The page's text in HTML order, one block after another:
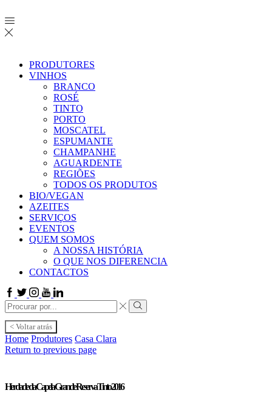
PRODUTORES
VINHOS
BRANCO
ROSÉ
TINTO
PORTO
MOSCATEL
ESPUMANTE
CHAMPANHE
AGUARDENTE
REGIÕES
TODOS OS PRODUTOS
BIO/VEGAN
AZEITES
SERVIÇOS
EVENTOS
QUEM SOMOS
A NOSSA HISTÓRIA
O QUE NOS DIFERENCIA
CONTACTOS
Facebook
TwitterInstagram
Youtube
Linkedin
Search
input
Search
< Voltar atrás
Home Produtores Casa Clara
Return to previous page
Herdade da Capela Grande Reserva Tinto 2016